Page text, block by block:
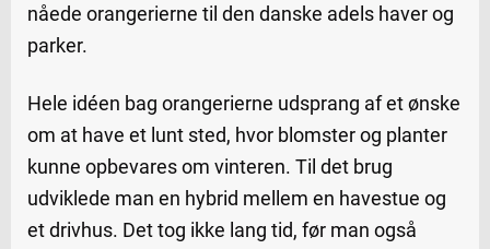
nåede orangerierne til den danske adels haver og
parker.
Hele idéen bag orangerierne udsprang af et ønske
om at have et lunt sted, hvor blomster og planter
kunne opbevares om vinteren. Til det brug
udviklede man en hybrid mellem en havestue og
et drivhus. Det tog ikke lang tid, før man også